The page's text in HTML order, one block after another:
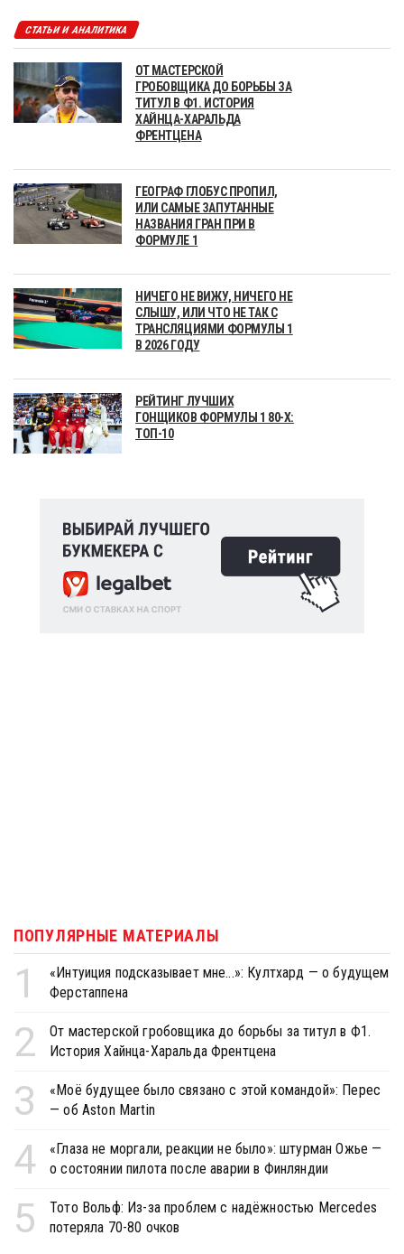
СТАТЬИ И АНАЛИТИКА
ОТ МАСТЕРСКОЙ
ГРОБОВЩИКА ДО БОРЬБЫ ЗА
ТИТУЛ В Ф1. ИСТОРИЯ
ХАЙНЦА-ХАРАЛЬДА
ФРЕНТЦЕНА
ГЕОГРАФ ГЛОБУС ПРОПИЛ,
ИЛИ САМЫЕ ЗАПУТАННЫЕ
НАЗВАНИЯ ГРАН ПРИ В
ФОРМУЛЕ 1
НИЧЕГО НЕ ВИЖУ, НИЧЕГО НЕ
СЛЫШУ, ИЛИ ЧТО НЕ ТАК С
ТРАНСЛЯЦИЯМИ ФОРМУЛЫ 1
В 2026 ГОДУ
РЕЙТИНГ ЛУЧШИХ
ГОНЩИКОВ ФОРМУЛЫ 1 80-Х:
ТОП-10
ПОПУЛЯРНЫЕ МАТЕРИАЛЫ
1
«Интуиция подсказывает мне...»: Култхард — о будущем
Ферстаппена
2
От мастерской гробовщика до борьбы за титул в Ф1.
История Хайнца-Харальда Френтцена
3
«Моё будущее было связано с этой командой»: Перес
— об Aston Martin
4
«Глаза не моргали, реакции не было»: штурман Ожье —
о состоянии пилота после аварии в Финляндии
5
Тото Вольф: Из-за проблем с надёжностью Mercedes
потеряла 70-80 очков